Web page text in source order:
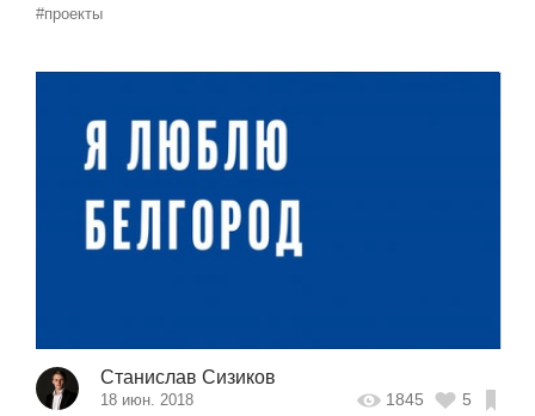
#проекты
Станислав Сизиков
18 июн. 2018 1845 5